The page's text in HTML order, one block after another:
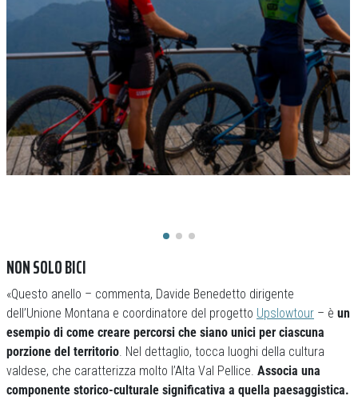
NON SOLO BICI
«Questo anello – commenta, Davide Benedetto dirigente
dell’Unione Montana e coordinatore del progetto Upslowtour – è un
esempio di come creare percorsi che siano unici per ciascuna
porzione del territorio . Nel dettaglio, tocca luoghi della cultura
valdese, che caratterizza molto l’Alta Val Pellice. Associa una
componente storico-culturale significativa a quella paesaggistica.